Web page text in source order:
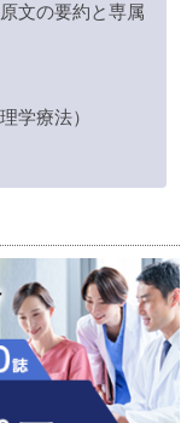
文の要約と専属
学療法）